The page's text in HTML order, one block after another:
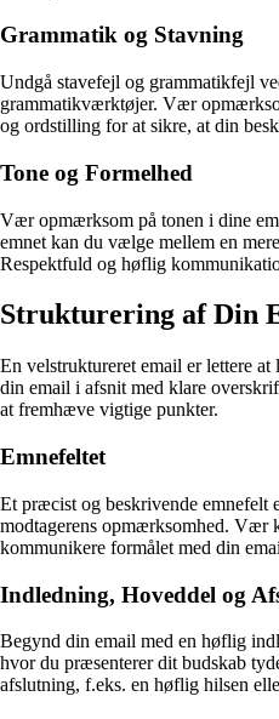
Grammatik og Stavning
Undgå stavefejl og grammatikfejl
grammatikværktøjer. Vær
og ordstilling for at sikre, at din
Tone og Formelhed
Vær opmærksom på tonen i dine
emnet kan du vælge mellem en
Respektfuld og høflig
Strukturering af Din
En velstruktureret email er lettere
din email i afsnit med klare
at fremhæve vigtige punkter.
Emnefeltet
Et præcist og beskrivende emnefelt
modtagerens opmærksomhed. Vær
kommunikere formålet med din
Indledning, Hoveddel og
Begynd din email med en høflig
hvor du præsenterer dit budskab
afslutning, f.eks. en høflig hilsen